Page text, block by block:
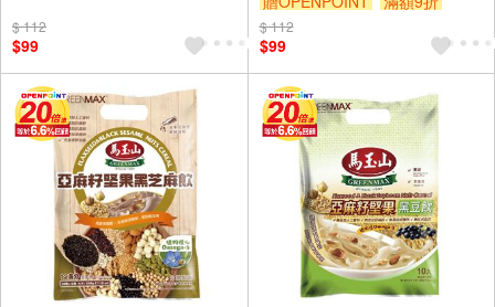
$ 112
$99
贈$200
$ 112
$99